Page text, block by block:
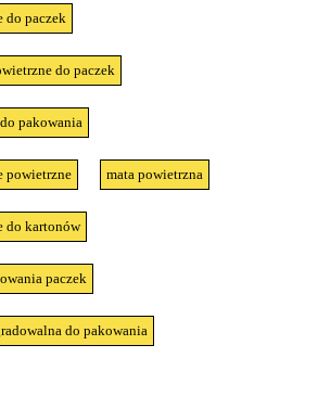
do paczek
do paczek
pakowania
powietrzne mata powietrzna
do kartonów
paczek
do pakowania